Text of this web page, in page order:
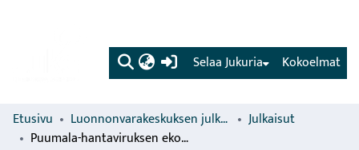
(current) Kokoelmat
Selaa Jukuria
Etusivu Luonnonvarakeskuksen julkaisut
Julkaisut
Puumala-hantaviruksen ekologiaa metsämyyräpopulaatioissa: emolta välittyvien virusvasta-aineiden merkitys ja virustartunnan vaikutus selviytymiseen kokeellisissa saaripopulaatioissa. Pro gradu -työ. Helsingin yliopisto, Bio- ja ympäristötieteiden laitos